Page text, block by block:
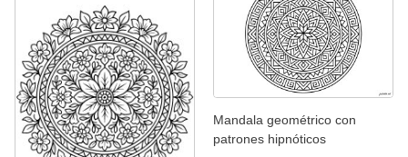
Mandala geométrico con
patrones hipnóticos